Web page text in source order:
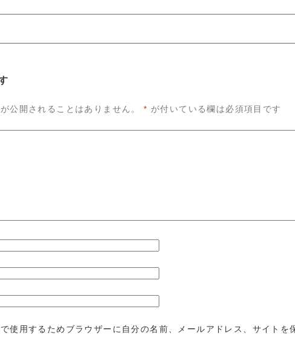
公開されることはありません。 * が付いている欄は必須項目です
使用するためブラウザーに自分の名前、メールアドレス、サイトを